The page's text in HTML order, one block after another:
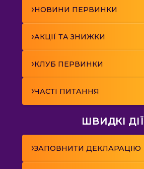
›НОВИНИ ПЕРВИНКИ
›АКЦІЇ ТА ЗНИЖКИ
›КЛУБ ПЕРВИНКИ
›ЧАСТІ ПИТАННЯ
ШВИДКІ ДІЇ
›ЗАПОВНИТИ ДЕКЛАРАЦІЮ